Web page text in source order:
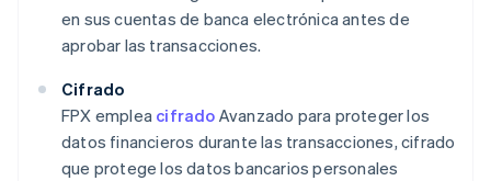
en sus cuentas de banca electrónica antes de
aprobar las transacciones.
Cifrado
FPX emplea cifrado Avanzado para proteger los
datos financieros durante las transacciones, cifrado
que protege los datos bancarios personales